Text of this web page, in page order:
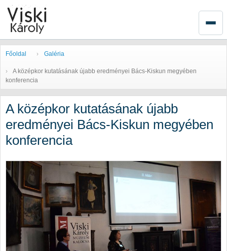
Főoldal Galéria
A középkor kutatásának újabb eredményei Bács-Kiskun megyében
konferencia
A középkor kutatásának újabb
eredményei Bács-Kiskun megyében
konferencia